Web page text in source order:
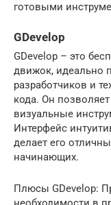
готовыми
GDevelop
GDevelop – это
движок, идеально
разработчиков и
кода. Он
визуальные
Интерфейс
делает его
начинающих.
Плюсы GDevelop: